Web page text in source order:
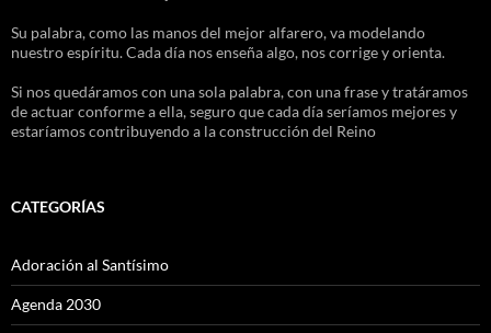
Su palabra, como las manos del mejor alfarero, va modelando
nuestro espíritu. Cada día nos enseña algo, nos corrige y orienta.
Si nos quedáramos con una sola palabra, con una frase y tratáramos
de actuar conforme a ella, seguro que cada día seríamos mejores y
estaríamos contribuyendo a la construcción del Reino
CATEGORÍAS
Adoración al Santísimo
Agenda 2030